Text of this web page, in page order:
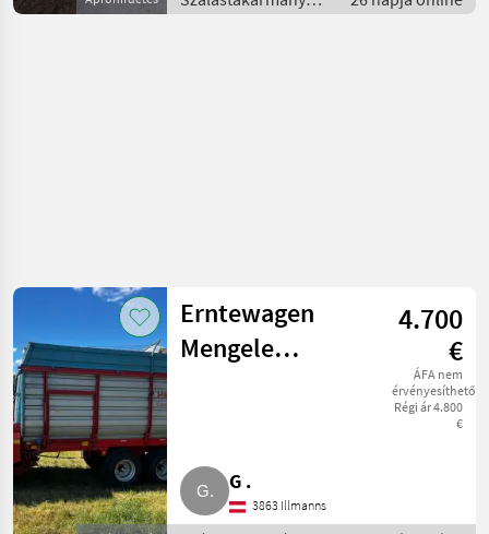
betakarítók /
Erntewagen
Mengele
4.700
€
ÁFA nem
érvényesíthető
Régi ár 4.800
€
G .
3863 Illmanns